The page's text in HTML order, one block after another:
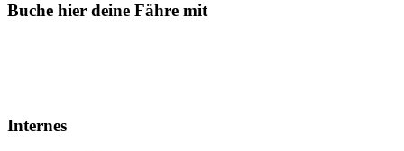
Buche hier deine Fähre mit
Internes